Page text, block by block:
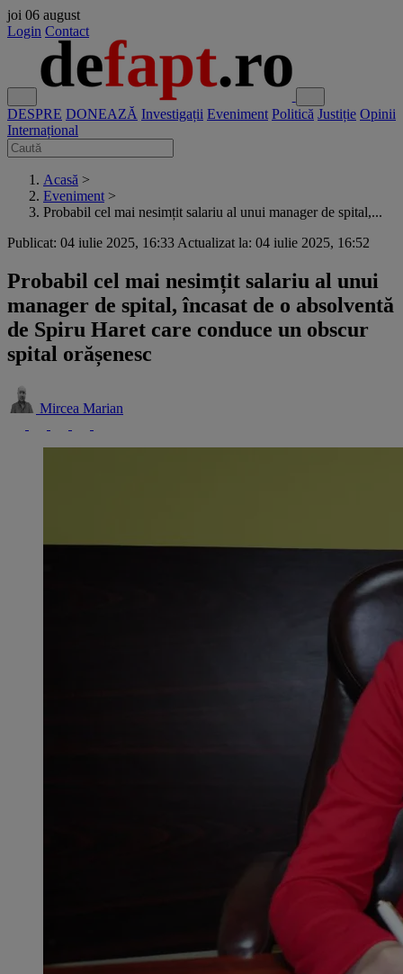
joi 06 august
Login Contact
DESPRE DONEAZĂ Investigații Eveniment Politică Justiție Opinii
Internațional
Acasă >
Eveniment >
Probabil cel mai nesimțit salariu al unui manager de spital,...
Publicat: 04 iulie 2025, 16:33 Actualizat la: 04 iulie 2025, 16:52
Probabil cel mai nesimțit salariu al unui
manager de spital, încasat de o absolventă
de Spiru Haret care conduce un obscur
spital orășenesc
Mircea Marian